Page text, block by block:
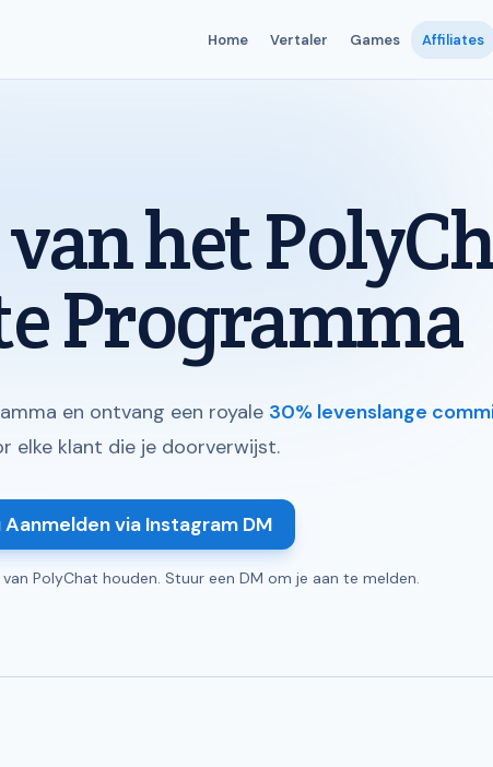
Home Vertaler Games Affiliates
het
Programma
en ontvang een royale 30% levenslange
elke klant die je doorverwijst.
Aanmelden via Instagram DM
PolyChat houden. Stuur een DM om je aan te melden.